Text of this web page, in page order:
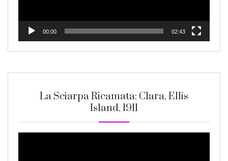
00:00 02:43
La Sciarpa Ricamata: Clara, Ellis
Island, 1911